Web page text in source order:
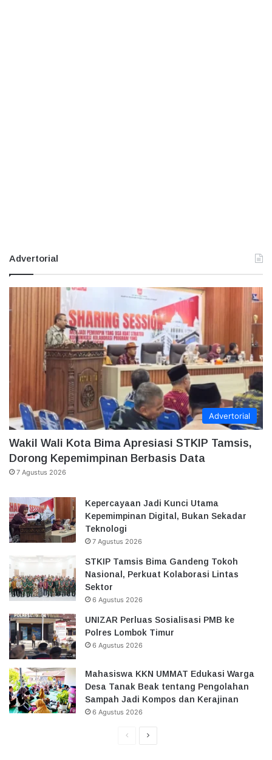
Advertorial
Advertorial
Wakil Wali Kota Bima Apresiasi STKIP Tamsis,
Dorong Kepemimpinan Berbasis Data
7 Agustus 2026
Kepercayaan Jadi Kunci Utama
Kepemimpinan Digital, Bukan Sekadar
Teknologi
7 Agustus 2026
STKIP Tamsis Bima Gandeng Tokoh
Nasional, Perkuat Kolaborasi Lintas
Sektor
6 Agustus 2026
UNIZAR Perluas Sosialisasi PMB ke
Polres Lombok Timur
6 Agustus 2026
Mahasiswa KKN UMMAT Edukasi Warga
Desa Tanak Beak tentang Pengolahan
Sampah Jadi Kompos dan Kerajinan
6 Agustus 2026
HalamanHalaman